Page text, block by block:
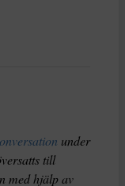
under
till
med hjälp av